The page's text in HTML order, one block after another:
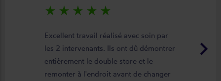
keyboard_arrow_right
star_rate star_rate star_rate star_rate star_rate
Excellent travail réalisé avec soin par
les 2 intervenants. Ils ont dû démontrer
entièrement le double store et le
remonter à l'endroit avant de changer